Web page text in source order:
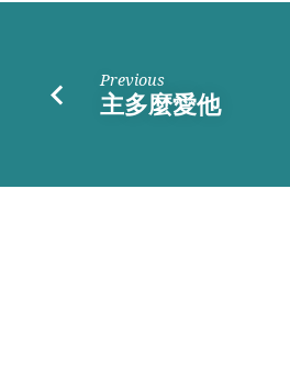
Previous
主多麼愛他